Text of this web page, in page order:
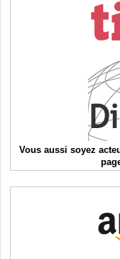
Vous aussi soyez